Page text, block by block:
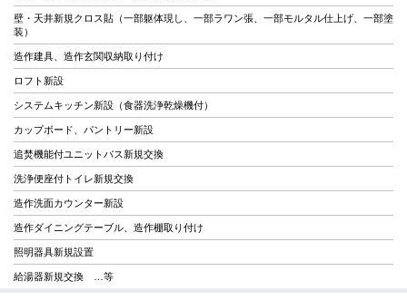
壁・天井新規クロス貼（一部躯体現し、一部ラワン張、一部モルタル仕上げ、一部塗
装）
造作建具、造作玄関収納取り付け
ロフト新設
システムキッチン新設（食器洗浄乾燥機付）
カップボード、パントリー新設
追焚機能付ユニットバス新規交換
洗浄便座付トイレ新規交換
造作洗面カウンター新設
造作ダイニングテーブル、造作棚取り付け
照明器具新規設置
給湯器新規交換 …等